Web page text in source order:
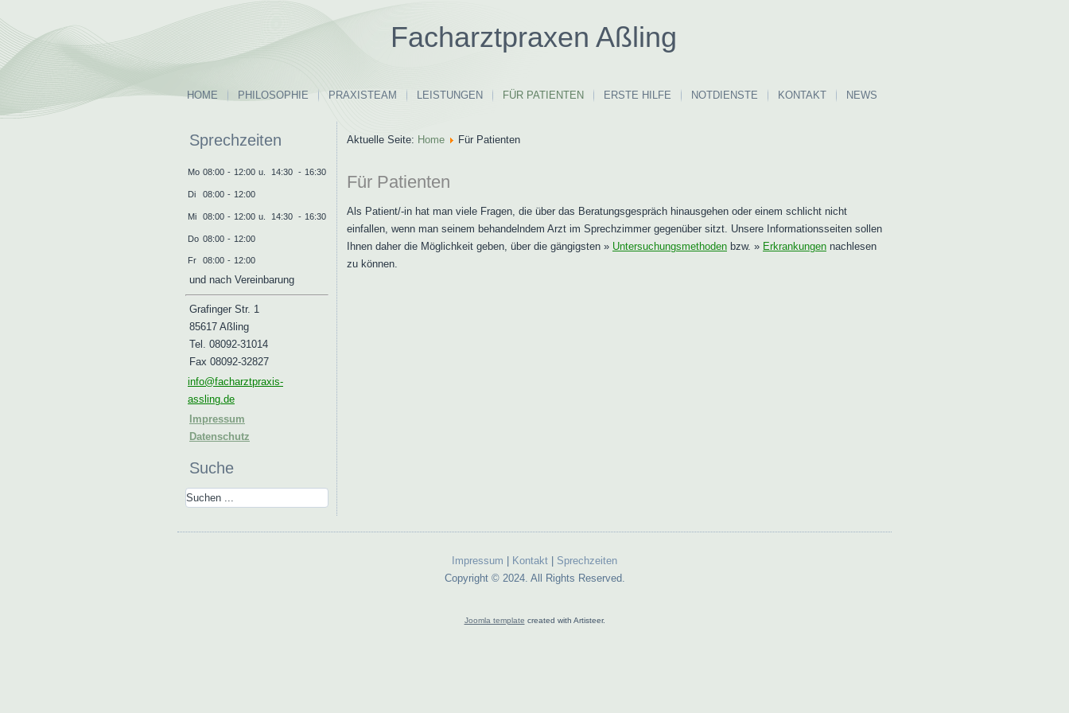
Facharztpraxen Aßling
HOME PHILOSOPHIE PRAXISTEAM LEISTUNGEN FÜR PATIENTEN ERSTE HILFE NOTDIENSTE KONTAKT NEWS
Sprechzeiten
Mo 08:00 - 12:00 u. 14:30 - 16:30
Di 08:00 - 12:00
Mi 08:00 - 12:00 u. 14:30 - 16:30
Do 08:00 - 12:00
Fr 08:00 - 12:00
und nach Vereinbarung
Grafinger Str. 1
85617 Aßling
Tel. 08092-31014
Fax 08092-32827
info@facharztpraxis-
assling.de
Impressum
Datenschutz
Suche
Aktuelle Seite: Home Für Patienten
Für Patienten
Als Patient/-in hat man viele Fragen, die über das Beratungsgespräch hinausgehen oder einem schlicht nicht
einfallen, wenn man seinem behandelndem Arzt im Sprechzimmer gegenüber sitzt. Unsere Informationsseiten sollen
Ihnen daher die Möglichkeit geben, über die gängigsten » Untersuchungsmethoden bzw. » Erkrankungen nachlesen
zu können.
Impressum Kontakt
Sprechzeiten
Copyright © 2024. All Rights Reserved.
Joomla template created with Artisteer.